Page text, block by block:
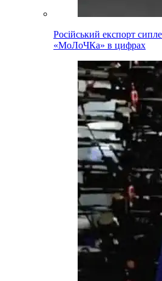
Російський експорт
«МоЛоЧКа» в цифрах